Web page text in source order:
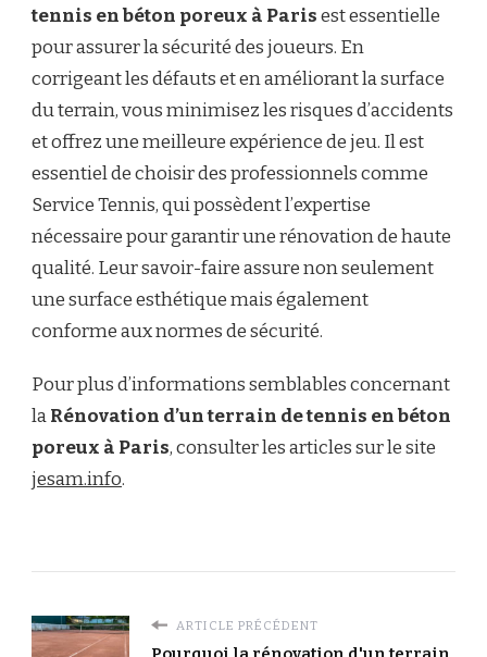
tennis en béton poreux à Parisest essentielle
pour assurer la sécurité des joueurs. En
corrigeant les défauts et en améliorant la surface
du terrain, vous minimisez les risques d’accidents
et offrez une meilleure expérience de jeu. Il est
essentiel de choisir des professionnels comme
Service Tennis, qui possèdent l’expertise
nécessaire pour garantir une rénovation de haute
qualité. Leur savoir-faire assure non seulement
une surface esthétique mais également
conforme aux normes de sécurité.
Pour plus d’informations semblables concernant
laRénovation d’un terrain de tennis en béton
poreux à Paris, consulter les articles sur le site
jesam.info.
ARTICLE PRÉCÉDENT